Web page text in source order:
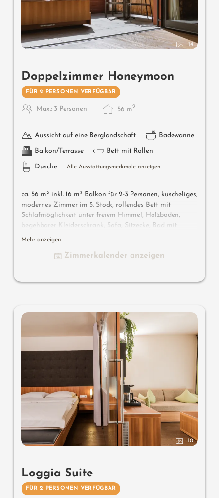
14
Doppelzimmer Honeymoon
FÜR 2 PERSONEN VERFÜGBAR
Max.: 3 Personen 56 m2
Aussicht auf eine Berglandschaft Badewanne
Balkon/Terrasse Bett mit Rollen
Dusche Alle Ausstattungsmerkmale anzeigen
ca. 56 m² inkl. 16 m² Balkon für 2-3 Personen, kuscheliges,
modernes Zimmer im 5. Stock, rollendes Bett mit
Schlafmöglichkeit unter freiem Himmel, Holzboden,
begehbarer Kleiderschrank, Sofa, Sitzecke, Bad mit
Badewanne, Dusche, WC, Bidet, Flat-TV, gratis W-Lan,
Mehr anzeigen
Zimmerkalender anzeigen
10
Loggia Suite
FÜR 2 PERSONEN VERFÜGBAR